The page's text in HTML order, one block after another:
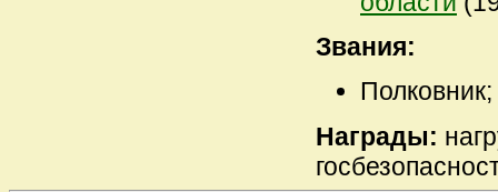
Звания:
Полковник;
Награды: